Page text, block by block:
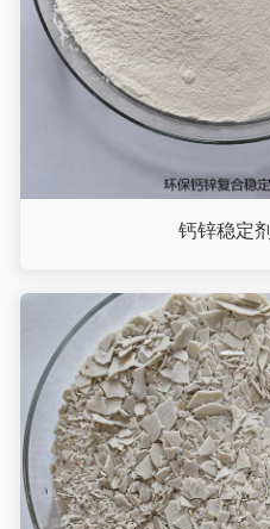
钙锌稳定剂